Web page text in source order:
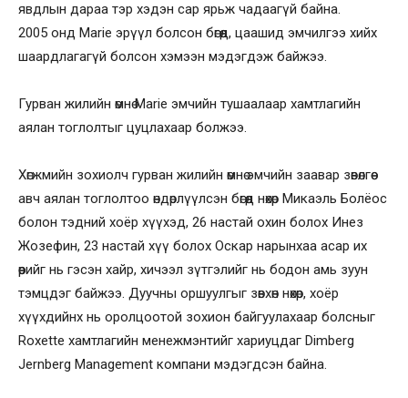
явдлын дараа тэр хэдэн сар ярьж чадаагүй байна.
2005 онд Marie эрүүл болсон бөгөөд, цаашид эмчилгээ хийх
шаардлагагүй болсон хэмээн мэдэгдэж байжээ.
Гурван жилийн өмнө Marie эмчийн тушаалаар хамтлагийн
аялан тоглолтыг цуцлахаар болжээ.
Хөгжмийн зохиолч гурван жилийн өмнө эмчийн заавар зөвөлгөө
авч аялан тоглолтоо өндөрлүүлсэн бөгөөд нөхөр Микаэль Болёос
болон тэдний хоёр хүүхэд, 26 настай охин болох Инез
Жозефин, 23 настай хүү болох Оскар нарынхаа асар их
өөрийг нь гэсэн хайр, хичээл зүтгэлийг нь бодон амь зуун
тэмцдэг байжээ. Дуучны оршуулгыг зөвхөн нөхөр, хоёр
хүүхдийнх нь оролцоотой зохион байгуулахаар болсныг
Roxette хамтлагийн менежмэнтийг хариуцдаг Dimberg
Jernberg Management компани мэдэгдсэн байна.